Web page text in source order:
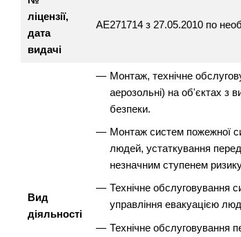
ліцензії,
дата
видачі
АЕ271714 з 27.05.2010 по
Вид
діяльності
Монтаж, технічне
аерозольні) на об'єктах з
безпеки.
Монтаж систем пожежної
людей, устаткування
незначним ступенем
Технічне обслуговування
управління евакуацією
Технічне обслуговування